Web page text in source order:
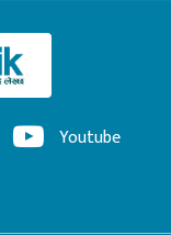
Youtube